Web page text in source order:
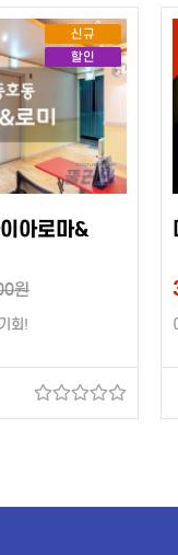
신규
할인
아로마&
원
회!